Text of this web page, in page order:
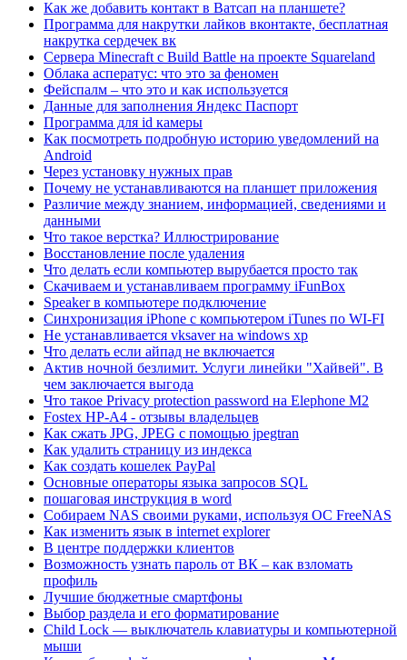
Как же добавить контакт в Ватсап на планшете?
Программа для накрутки лайков вконтакте, бесплатная
накрутка сердечек вк
Сервера Minecraft с Build Battle на проекте Squareland
Облака асператус: что это за феномен
Фейспалм – что это и как используется
Данные для заполнения Яндекс Паспорт
Программа для id камеры
Как посмотреть подробную историю уведомлений на
Android
Через установку нужных прав
Почему не устанавливаются на планшет приложения
Различие между знанием, информацией, сведениями и
данными
Что такое верстка? Иллюстрирование
Восстановление после удаления
Что делать если компьютер вырубается просто так
Скачиваем и устанавливаем программу iFunBox
Speaker в компьютере подключение
Синхронизация iPhone с компьютером iTunes по WI-FI
Не устанавливается vksaver на windows xp
Что делать если айпад не включается
Актив ночной безлимит. Услуги линейки "Хайвей". В
чем заключается выгода
Что такое Privacy protection password на Elephone M2
Fostex HP-A4 - отзывы владельцев
Как сжать JPG, JPEG с помощью jpegtran
Как удалить страницу из индекса
Как создать кошелек PayPal
Основные операторы языка запросов SQL
пошаговая инструкция в word
Собираем NAS своими руками, используя ОС FreeNAS
Как изменить язык в internet explorer
В центре поддержки клиентов
Возможность узнать пароль от ВК – как взломать
профиль
Лучшие бюджетные смартфоны
Выбор раздела и его форматирование
Child Lock — выключатель клавиатуры и компьютерной
мыши